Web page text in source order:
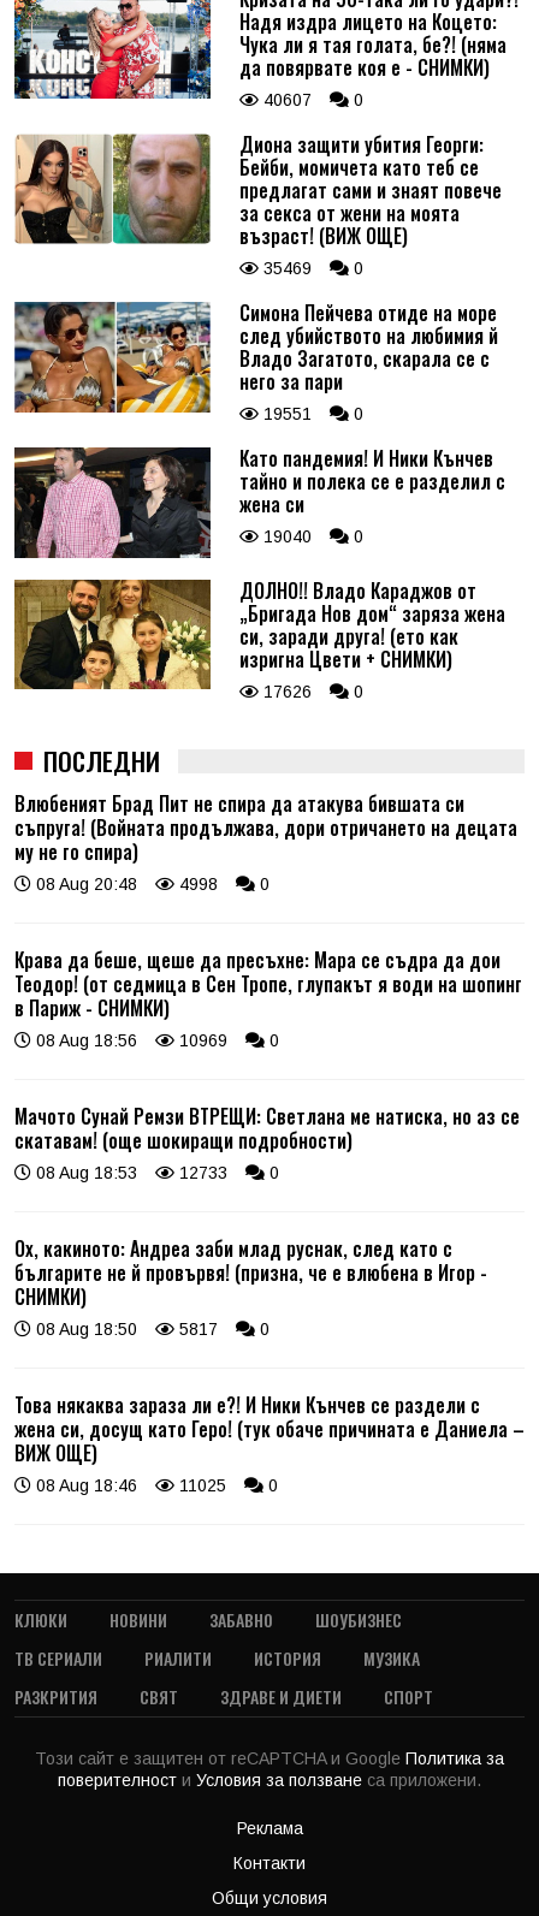
Надя издра лицето на Коцето:
Чука ли я тая голата, бе?! (няма
да повярвате коя е - СНИМКИ)
40607 0
Диона защити убития Георги:
Бейби, момичета като теб се
предлагат сами и знаят повече
за секса от жени на моята
възраст! (ВИЖ ОЩЕ)
35469 0
Симона Пейчева отиде на море
след убийството на любимия й
Владо Загатото, скарала се с
него за пари
19551 0
Като пандемия! И Ники Кънчев
тайно и полека се е разделил с
жена си
19040 0
ДОЛНО!! Владо Караджов от
„Бригада Нов дом“ заряза жена
си, заради друга! (ето как
изригна Цвети + СНИМКИ)
17626 0
ПОСЛЕДНИ
Влюбеният Брад Пит не спира да атакува бившата си
съпруга! (Войната продължава, дори отричането на децата
му не го спира)
08 Aug 20:48 4998 0
Крава да беше, щеше да пресъхне: Мара се съдра да дои
Теодор! (от седмица в Сен Тропе, глупакът я води на шопинг
в Париж - СНИМКИ)
08 Aug 18:56 10969 0
Мачото Сунай Ремзи ВТРЕЩИ: Светлана ме натиска, но аз се
скатавам! (още шокиращи подробности)
08 Aug 18:53 12733 0
Ох, какиното: Андреа заби млад руснак, след като с
българите не й провървя! (призна, че е влюбена в Игор -
СНИМКИ)
08 Aug 18:50 5817 0
Това някаква зараза ли е?! И Ники Кънчев се раздели с
жена си, досущ като Геро! (тук обаче причината е Даниела –
ВИЖ ОЩЕ)
08 Aug 18:46 11025 0
КЛЮКИ НОВИНИ ЗАБАВНО
ШОУБИЗНЕС
ТВ СЕРИАЛИ
РИАЛИТИ ИСТОРИЯ
МУЗИКА
РАЗКРИТИЯ
СВЯТ ЗДРАВЕ И ДИЕТИ СПОРТ
Този сайт е защитен от reCAPTCHA и Google Политика за
поверителност и Условия за ползване са приложени.
Реклама
Контакти
Общи условия